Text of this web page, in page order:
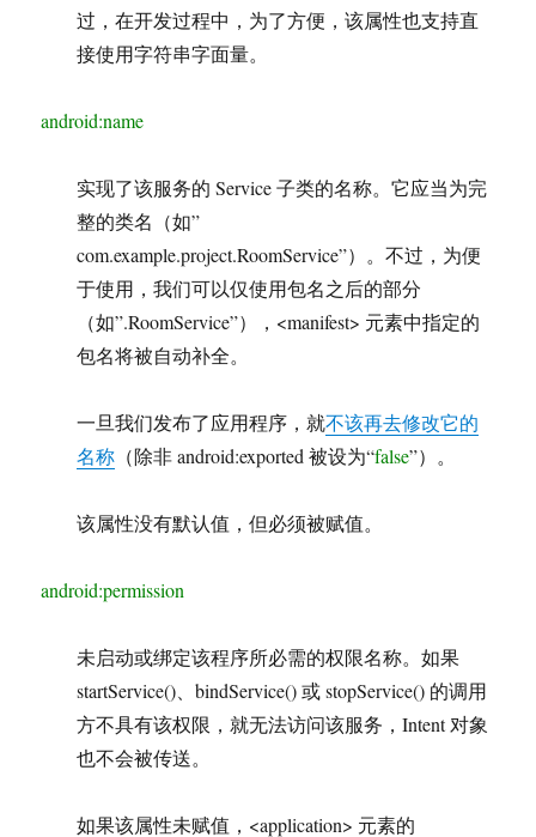
过，在开发过程中，为了方便，该属性也支持直
接使用字符串字面量。
android:name
实现了该服务的 Service 子类的名称。它应当为完
整的类名（如”
com.example.project.RoomService”）。不过，为便
于使用，我们可以仅使用包名之后的部分
（如”.RoomService”），<manifest> 元素中指定的
包名将被自动补全。
一旦我们发布了应用程序，就不该再去修改它的
名称 （除非 android:exported 被设为“false”）。
该属性没有默认值，但必须被赋值。
android:permission
未启动或绑定该程序所必需的权限名称。如果
startService()、bindService() 或 stopService() 的调用
方不具有该权限，就无法访问该服务，Intent 对象
也不会被传送。
如果该属性未赋值，<application> 元素的